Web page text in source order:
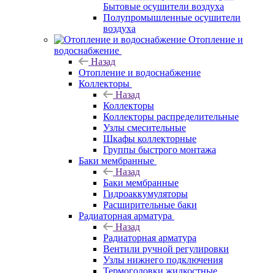
Бытовые осушители воздуха
Полупромышленные осушители
воздуха
Отопление и
водоснабжение
Назад
Отопление и водоснабжение
Коллекторы
Назад
Коллекторы
Коллекторы распределительные
Узлы смесительные
Шкафы коллекторные
Группы быстрого монтажа
Баки мембранные
Назад
Баки мембранные
Гидроаккумуляторы
Расширительные баки
Радиаторная арматура
Назад
Радиаторная арматура
Вентили ручной регулировки
Узлы нижнего подключения
Термоголовки жидкостные